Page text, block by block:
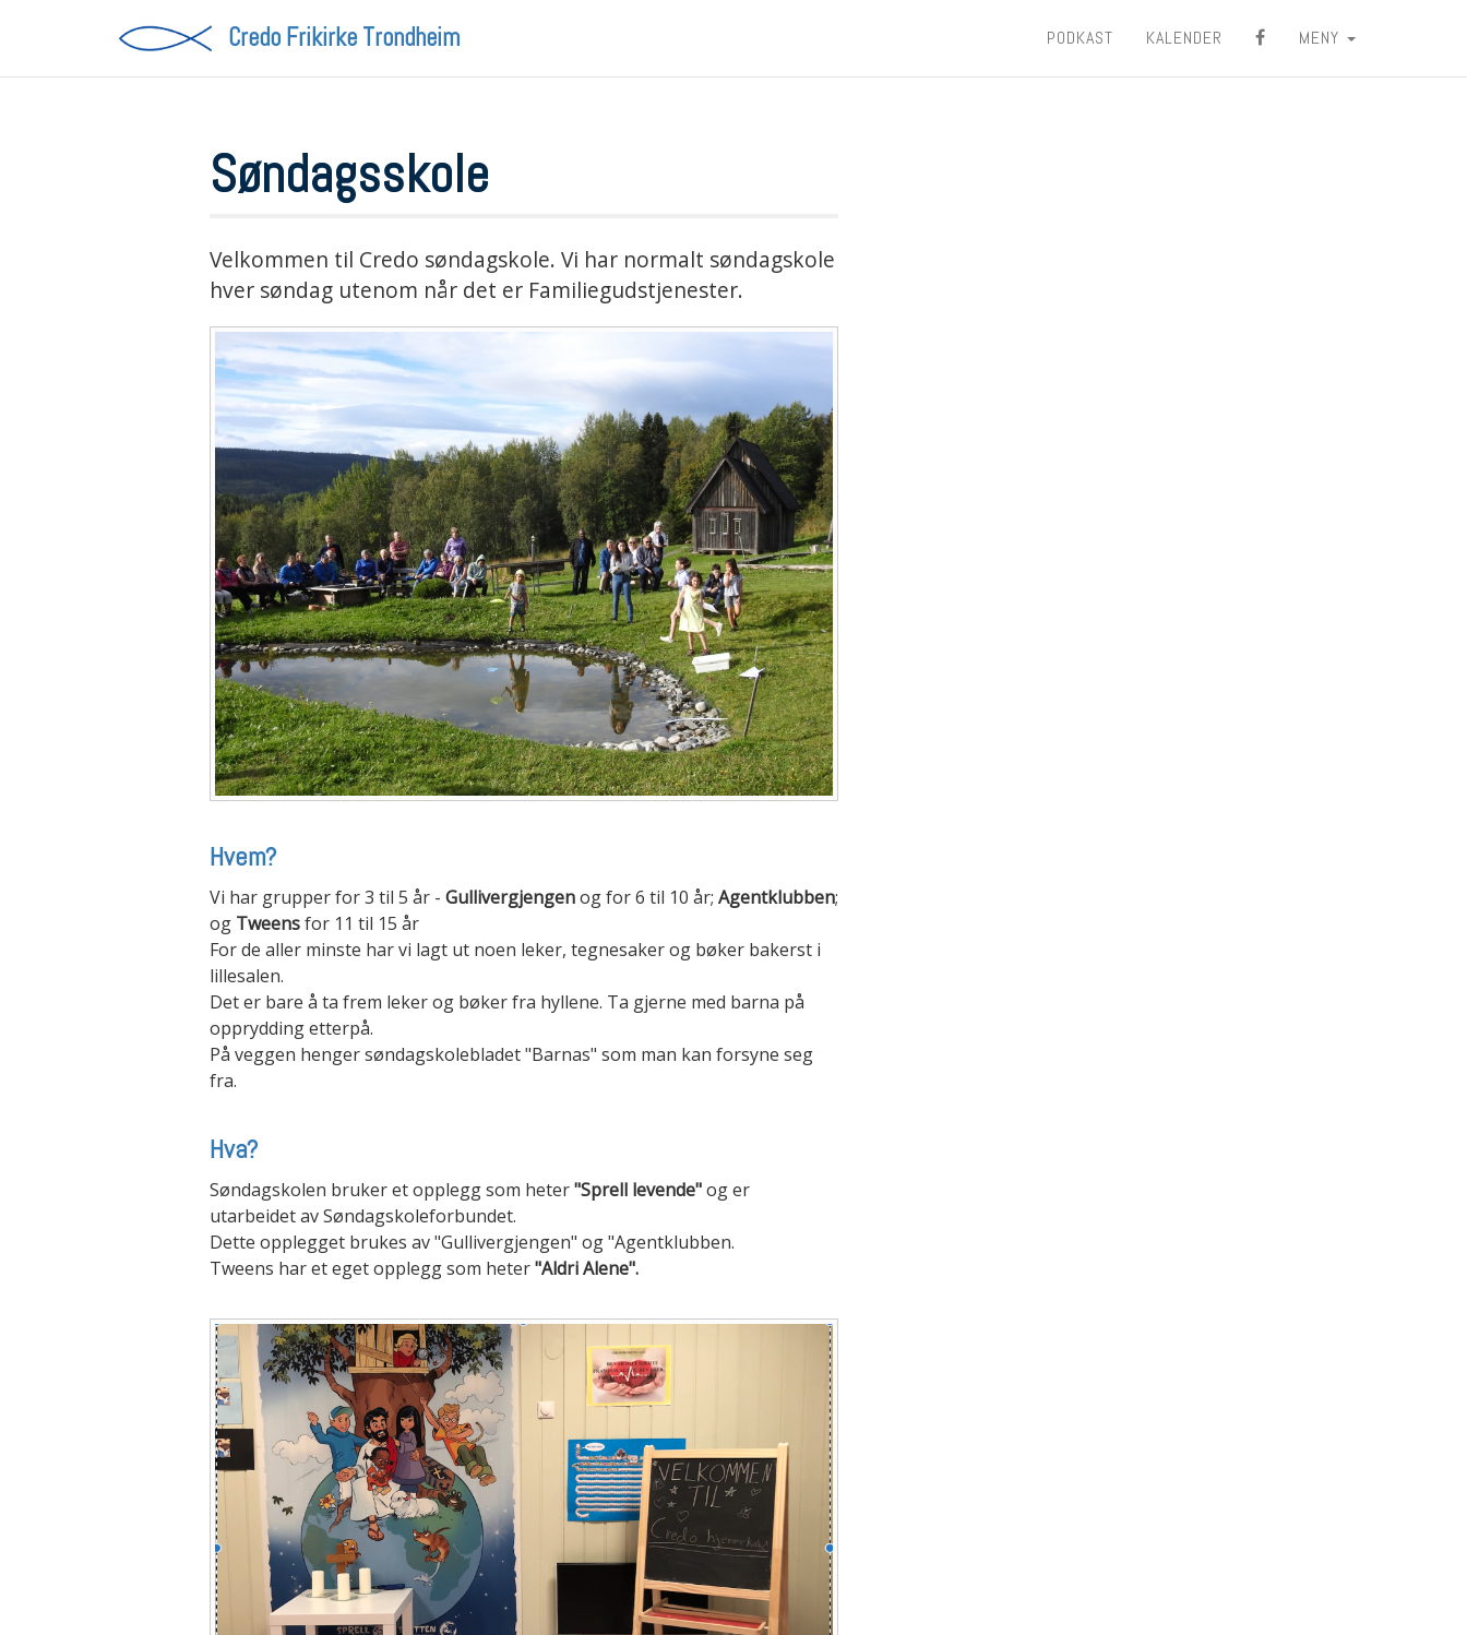
Credo Frikirke Trondheim PODKAST KALENDER MENY
Søndagsskole
Velkommen til Credo søndagskole. Vi har normalt søndagskole
hver søndag utenom når det er Familiegudstjenester.
Hvem?
Vi har grupper for 3 til 5 år - Gullivergjengenog for 6 til 10 år; Agentklubben;
og Tweensfor 11 til 15 år
For de aller minste har vi lagt ut noen leker, tegnesaker og bøker bakerst i
lillesalen.
Det er bare å ta frem leker og bøker fra hyllene. Ta gjerne med barna på
opprydding etterpå.
På veggen henger søndagskolebladet "Barnas" som man kan forsyne seg
fra.
Hva?
Søndagskolen bruker et opplegg som heter"Sprell levende"og er
utarbeidet av Søndagskoleforbundet.
Dette opplegget brukes av "Gullivergjengen" og "Agentklubben.
Tweens har et eget opplegg som heter"Aldri Alene".